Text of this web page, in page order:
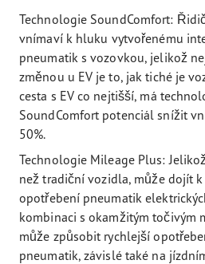
Technologie SoundComfort:
vnímaví k hluku vytvořenému
pneumatik s vozovkou, jelikož
změnou u EV je to, jak tiché je
cesta s EV co nejtišší, má
SoundComfort potenciál snížit
50%.
Technologie Mileage Plus:
než tradiční vozidla, může dojít
opotřebení pneumatik
kombinaci s okamžitým točivým
může způsobit rychlejší
pneumatik, závislé také na